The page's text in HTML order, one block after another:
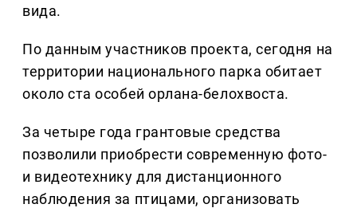
вида.
По данным участников проекта, сегодня на
территории национального парка обитает
около ста особей орлана-белохвоста.
За четыре года грантовые средства
позволили приобрести современную фото-
и видеотехнику для дистанционного
наблюдения за птицами, организовать